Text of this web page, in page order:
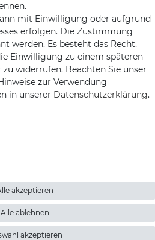
4
Schweinfurt
& design by mediaria®
zzgl. Versandkosten
mit Einwilligung oder aufgrund
erfolgen. Die Zustimmung
werden. Es besteht das Recht,
Einwilligung zu einem späteren
widerrufen. Beachten Sie unser
zur Verwendung
in unserer Daten­schutz­erklärung.
akzeptieren
Alle ablehnen
akzeptieren